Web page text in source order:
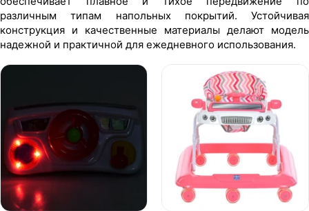
различным типам напольных покрытий. Устойчивая
конструкция и качественные материалы делают модель
надежной и практичной для ежедневного использования.